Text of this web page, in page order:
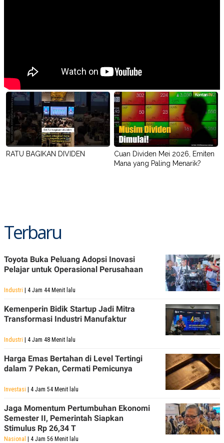
RATU BAGIKAN DIVIDEN
Cuan Dividen Mei 2026, Emiten
Mana yang Paling Menarik?
Terbaru
Toyota Buka Peluang Adopsi Inovasi
Pelajar untuk Operasional Perusahaan
Industri | 4 Jam 44 Menit lalu
Kemenperin Bidik Startup Jadi Mitra
Transformasi Industri Manufaktur
Industri | 4 Jam 48 Menit lalu
Harga Emas Bertahan di Level Tertingi
dalam 7 Pekan, Cermati Pemicunya
Investasi | 4 Jam 54 Menit lalu
Jaga Momentum Pertumbuhan Ekonomi
Semester II, Pemerintah Siapkan
Stimulus Rp 26,34 T
Nasional | 4 Jam 56 Menit lalu